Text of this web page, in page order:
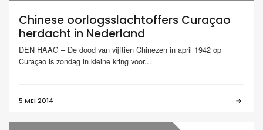
Chinese oorlogsslachtoffers Curaçao
herdacht in Nederland
DEN HAAG – De dood van vijftien Chinezen in april 1942 op
Curaçao is zondag in kleine kring voor...
5 MEI 2014